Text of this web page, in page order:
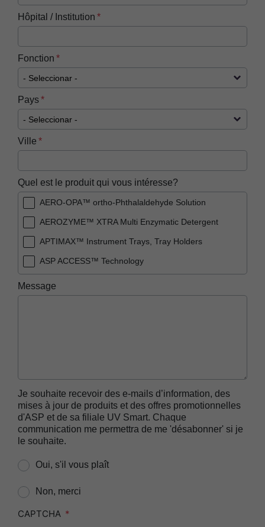
Hôpital / Institution
Fonction
Pays
Ville
Quel est le produit qui vous intéresse?
AERO-OPA™ ortho-Phthalaldehyde Solution
AEROZYME™ XTRA Multi Enzymatic Detergent
APTIMAX™​ Instrument Trays, Tray Holders
ASP ACCESS™​ Technology
Reprocessor
BIOTRACE™ Rapid Read 5 VH2O2 BI Reader
BIOTRACE™ Auto Read Mini Reader
BIOTRACE™ Auto Read Pro Reader
CIDEX™​ OPA Concentrate Solution
CIDEX™​ OPA Solution
CIDEX™​ OPA Solution Test Strips
Message
Je souhaite recevoir des e-mails d’information, des
mises à jour de produits et des offres promotionnelles
d'ASP et de sa filiale UV Smart. Chaque
communication me permettra de me 'désabonner' si je
le souhaite.
Oui, s'il vous plaît
Non, merci
CAPTCHA